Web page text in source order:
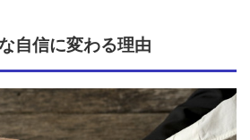
自信に変わる理由